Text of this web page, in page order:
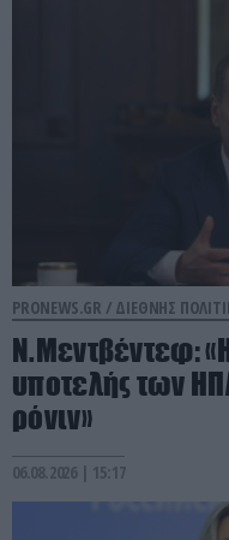
PRONEWS.GR / ΔΙΕΘΝΗΣ
Ν.Μεντβέντεφ:
υποτελής των
ρόνιν»
06.08.2026 | 15:17